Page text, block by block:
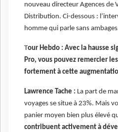
nouveau directeur Agences de
Distribution. Ci-dessous :
homme qui parle sans
Tour Hebdo : Avec la hausse
Pro, vous pouvez remercier
fortement à cette
Lawrence Tache : La part de
voyages se situe à 23%. Mais
panier moyen bien plus élevé
contribuent activement à